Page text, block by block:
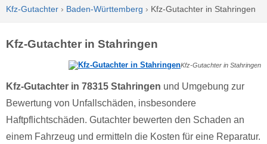
Kfz-Gutachter › Baden-Württemberg › Kfz-Gutachter in Stahringen
Kfz-Gutachter in Stahringen
Kfz-Gutachter in Stahringen
Kfz-Gutachter in 78315 Stahringen und Umgebung zur
Bewertung von Unfallschäden, insbesondere
Haftpflichtschäden. Gutachter bewerten den Schaden an
einem Fahrzeug und ermitteln die Kosten für eine Reparatur.